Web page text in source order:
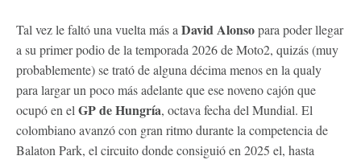
Tal vez le faltó una vuelta más a David Alonsopara poder llegar
a su primer podio de la temporada 2026 de Moto2, quizás (muy
probablemente) se trató de alguna décima menos en la qualy
para largar un poco más adelante que ese noveno cajón que
ocupó en el GP de Hungría, octava fecha del Mundial. El
colombiano avanzó con gran ritmo durante la competencia de
Balaton Park, el circuito donde consiguió en 2025 el, hasta